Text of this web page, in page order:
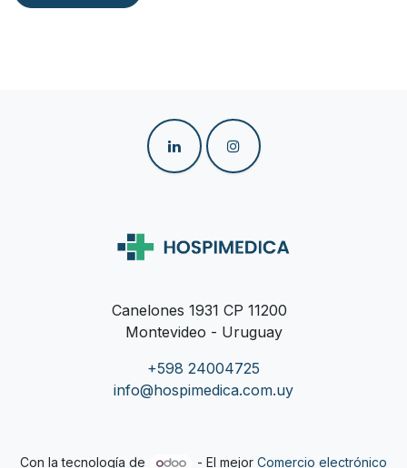
Canelones 1931 CP 11200
Montevideo - Uruguay
+598 24004725
info@hospimedica.com.uy
Con la tecnología de - El mejor Comercio electrónico